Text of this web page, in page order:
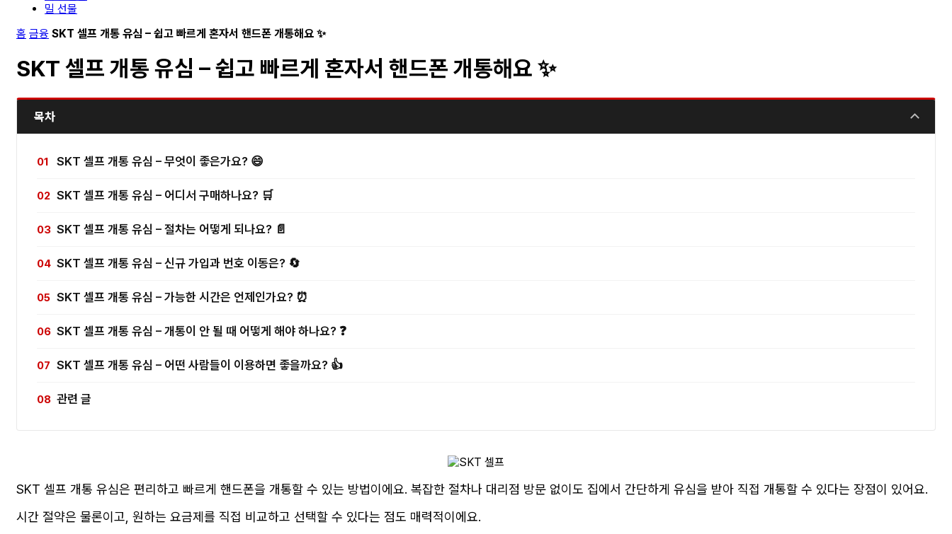
밀 선물
홈 금융 SKT 셀프 개통 유심 – 쉽고 빠르게 혼자서 핸드폰 개통해요 ✨
SKT 셀프 개통 유심 – 쉽고 빠르게 혼자서 핸드폰 개통해요 ✨
목차
SKT 셀프 개통 유심 – 무엇이 좋은가요? 😄
SKT 셀프 개통 유심 – 어디서 구매하나요? 🛒
SKT 셀프 개통 유심 – 절차는 어떻게 되나요? 📄
SKT 셀프 개통 유심 – 신규 가입과 번호 이동은? 🔄
SKT 셀프 개통 유심 – 가능한 시간은 언제인가요? ⏰
SKT 셀프 개통 유심 – 개통이 안 될 때 어떻게 해야 하나요? ❓
SKT 셀프 개통 유심 – 어떤 사람들이 이용하면 좋을까요? 👍
관련 글
SKT 셀프 개통 유심은 편리하고 빠르게 핸드폰을 개통할 수 있는 방법이에요. 복잡한 절차나 대리점 방문 없이도 집에서 간단하게 유심을 받아 직접 개통할 수 있다는 장점이 있어요.
시간 절약은 물론이고, 원하는 요금제를 직접 비교하고 선택할 수 있다는 점도 매력적이에요.